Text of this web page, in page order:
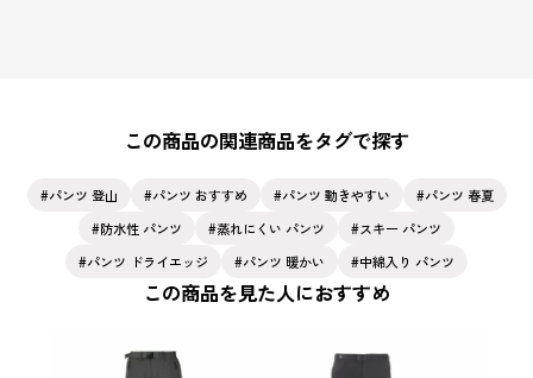
この商品の関連商品をタグで探す
パンツ 登山 パンツ おすすめ パンツ 動きやすい
パンツ 春夏
防水性 パンツ
蒸れにくい パンツ
スキー パンツ
パンツ ドライエッジ
パンツ 暖かい 中綿入り パンツ
この商品を見た人におすすめ